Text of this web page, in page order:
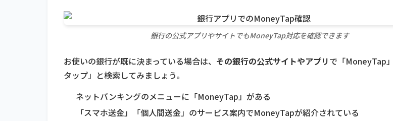
銀行の公式アプリやサイトでもMoneyTap対応を確認できます
お使いの銀行が既に決まっている場合は、 その銀行の公式サイトやアプリで「MoneyTap
タップ」と検索してみましょう。
ネットバンキングのメニューに「MoneyTap」がある
「スマホ送金」「個人間送金」のサービス案内でMoneyTapが紹介されている